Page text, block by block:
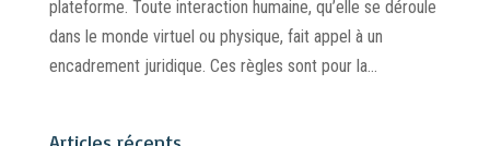
plateforme. Toute interaction humaine, qu’elle se déroule
dans le monde virtuel ou physique, fait appel à un
encadrement juridique. Ces règles sont pour la...